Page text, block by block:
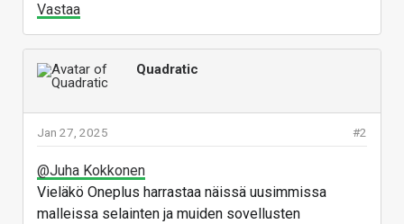
Vastaa
Quadratic
#2
Jan 27, 2025
@Juha Kokkonen
Vieläkö Oneplus harrastaa näissä uusimmissa
malleissa selainten ja muiden sovellusten